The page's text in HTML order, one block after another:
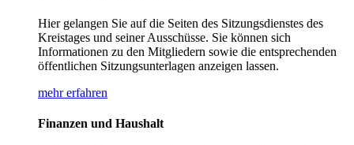
Hier gelangen Sie auf die Seiten des Sitzungsdienstes des
Kreistages und seiner Ausschüsse. Sie können sich
Informationen zu den Mitgliedern sowie die entsprechenden
öffentlichen Sitzungsunterlagen anzeigen lassen.
mehr erfahren
Finanzen und Haushalt